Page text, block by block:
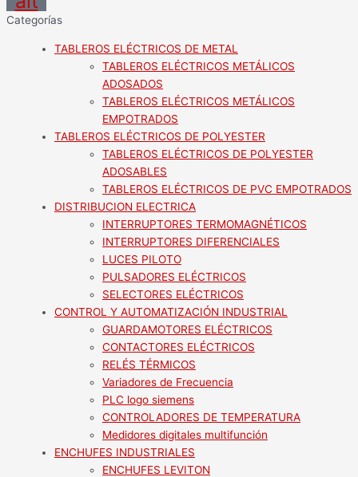
Categorías
TABLEROS ELÉCTRICOS DE METAL
TABLEROS ELÉCTRICOS METÁLICOS
ADOSADOS
TABLEROS ELÉCTRICOS METÁLICOS
EMPOTRADOS
TABLEROS ELÉCTRICOS DE POLYESTER
TABLEROS ELÉCTRICOS DE POLYESTER
ADOSABLES
TABLEROS ELÉCTRICOS DE PVC EMPOTRADOS
DISTRIBUCION ELECTRICA
INTERRUPTORES TERMOMAGNÉTICOS
INTERRUPTORES DIFERENCIALES
LUCES PILOTO
PULSADORES ELÉCTRICOS
SELECTORES ELÉCTRICOS
CONTROL Y AUTOMATIZACIÓN INDUSTRIAL
GUARDAMOTORES ELÉCTRICOS
CONTACTORES ELÉCTRICOS
RELÉS TÉRMICOS
Variadores de Frecuencia
PLC logo siemens
CONTROLADORES DE TEMPERATURA
Medidores digitales multifunción
ENCHUFES INDUSTRIALES
ENCHUFES LEVITON